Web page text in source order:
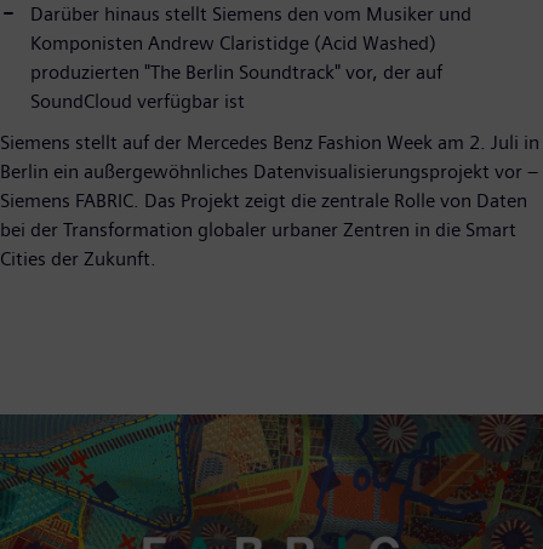
Darüber hinaus stellt Siemens den vom Musiker und
Komponisten Andrew Claristidge (Acid Washed)
produzierten "The Berlin Soundtrack" vor, der auf
SoundCloud verfügbar ist
Siemens stellt auf der Mercedes Benz Fashion Week am 2. Juli in
Berlin ein außergewöhnliches Datenvisualisierungsprojekt vor –
Siemens FABRIC. Das Projekt zeigt die zentrale Rolle von Daten
bei der Transformation globaler urbaner Zentren in die Smart
Cities der Zukunft.